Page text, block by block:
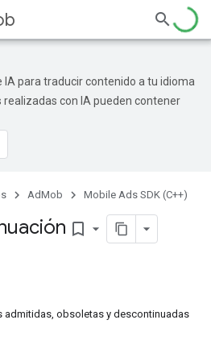
IA para traducir contenido a tu idioma
con IA pueden contener
AdMob Mobile Ads SDK (C++)
bookmark_border
admitidas, obsoletas y descontinuadas